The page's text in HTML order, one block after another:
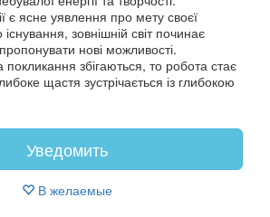
є ясне уявлення про мету своєї
існування, зовнішній світ починає
нові можливості.
збігаються, то робота стає
щастя зустрічається із глибокою
Уведомить
В желаемые